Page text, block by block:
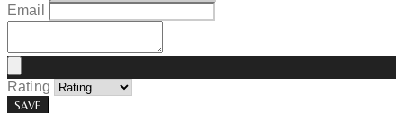
Email
Rating
SAVE